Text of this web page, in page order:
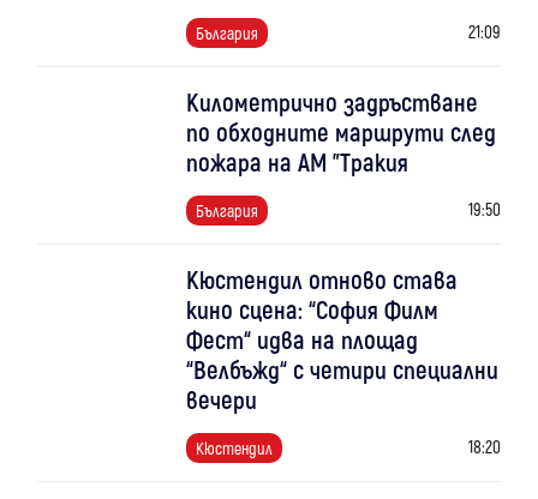
България 21:09
Километрично задръстване
по обходните маршрути след
пожара на АМ "Тракия
България 19:50
Кюстендил отново става
кино сцена: “София Филм
Фест“ идва на площад
“Велбъжд“ с четири специални
вечери
Кюстендил 18:20